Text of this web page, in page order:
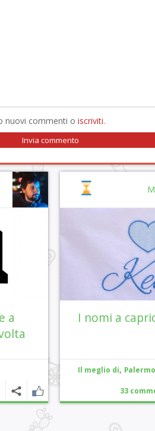
nuovi commenti o iscriviti.
I nomi a
Il meglio di, Palermo
33
a